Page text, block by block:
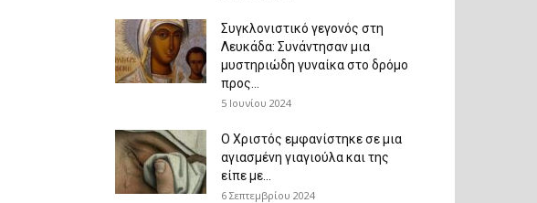
Συγκλονιστικό γεγονός στη
Λευκάδα: Συνάντησαν μια
μυστηριώδη γυναίκα στο δρόμο
προς...
5 Ιουνίου 2024
Ο Χριστός εμφανίστηκε σε μια
αγιασμένη γιαγιούλα και της
είπε με...
6 Σεπτεμβρίου 2024